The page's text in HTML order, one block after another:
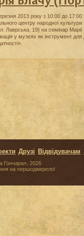
2013 року з 10:00 до
центру народної
Лаврська, 19) на семінар
у музеях як інструмент для
Гончара», 2026
на першоджерело!
Друзі Відвідувачам